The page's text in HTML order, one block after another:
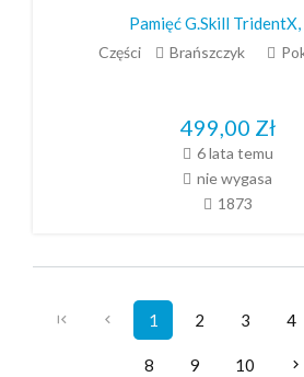
Pamięć G.Skill
Części Brańszczyk
499,00 Zł
6 lata temu
nie wygasa
1873
1 2 3 4
8 9 10